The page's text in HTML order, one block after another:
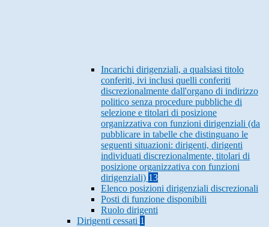
Incarichi dirigenziali, a qualsiasi titolo
conferiti, ivi inclusi quelli conferiti
discrezionalmente dall'organo di indirizzo
politico senza procedure pubbliche di
selezione e titolari di posizione
organizzativa con funzioni dirigenziali (da
pubblicare in tabelle che distinguano le
seguenti situazioni: dirigenti, dirigenti
individuati discrezionalmente, titolari di
posizione organizzativa con funzioni
dirigenziali) 13
Elenco posizioni dirigenziali discrezionali
Posti di funzione disponibili
Ruolo dirigenti
Dirigenti cessati 1